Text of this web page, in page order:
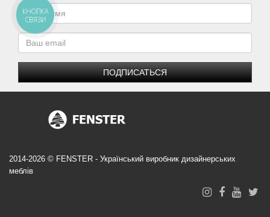
ПОДПИСАТЬСЯ
2014-2026 © FENSTER - Український виробник дизайнерських
меблів
КНОПКА
СВЯЗИ